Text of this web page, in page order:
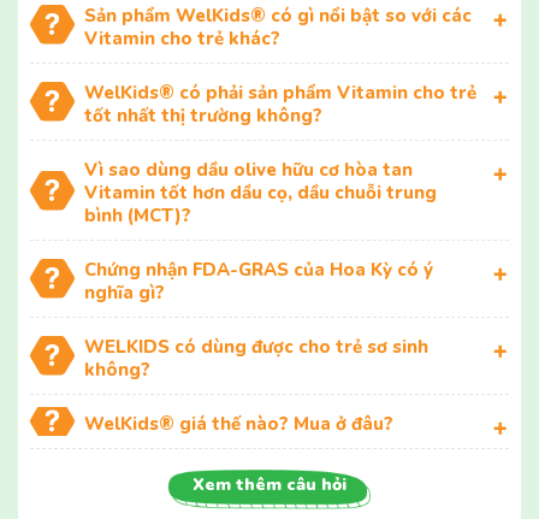
Sản phẩm WelKids® có gì nổi bật so với các
Vitamin cho trẻ khác?
WelKids® có phải sản phẩm Vitamin cho trẻ
tốt nhất thị trường không?
Vì sao dùng dầu olive hữu cơ hòa tan
Vitamin tốt hơn dầu cọ, dầu chuỗi trung
bình (MCT)?
Chứng nhận FDA-GRAS của Hoa Kỳ có ý
nghĩa gì?
WELKIDS có dùng được cho trẻ sơ sinh
không?
WelKids® giá thế nào? Mua ở đâu?
Xem thêm câu hỏi